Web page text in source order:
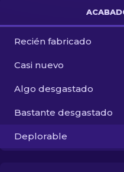
Recién fabricado
Casi nuevo
Algo desgastado
Bastante desgastado
Deplorable